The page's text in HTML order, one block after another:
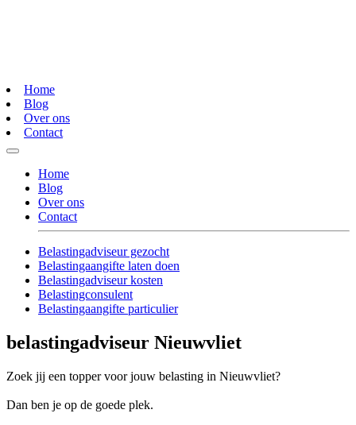
Home
Blog
Over ons
Contact
Home
Blog
Over ons
Contact
Belastingadviseur gezocht
Belastingaangifte laten doen
Belastingadviseur kosten
Belastingconsulent
Belastingaangifte particulier
belastingadviseur Nieuwvliet
Zoek jij een topper voor jouw belasting in Nieuwvliet?
Dan ben je op de goede plek.